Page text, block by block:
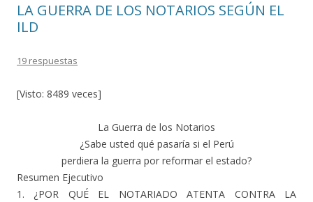
LA GUERRA DE LOS NOTARIOS SEGÚN EL
ILD
19 respuestas
[Visto: 8489 veces]
La Guerra de los Notarios
¿Sabe usted qué pasaría si el Perú
perdiera la guerra por reformar el estado?
Resumen Ejecutivo
1. ¿POR QUÉ EL NOTARIADO ATENTA CONTRA LA